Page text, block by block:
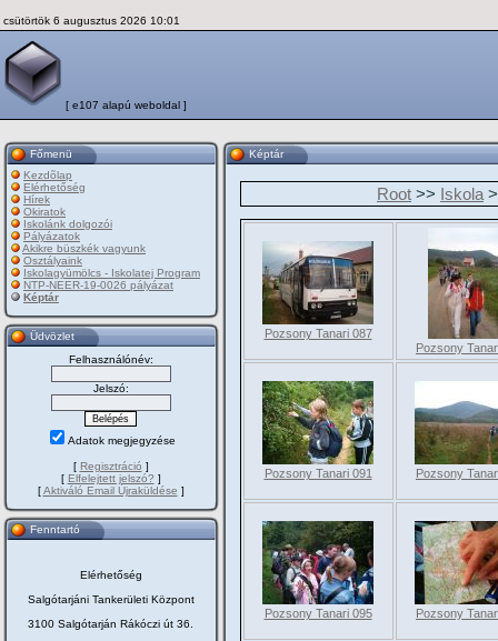
csütörtök 6 augusztus 2026 10:01
[ e107 alapú weboldal ]
Főmenü
Kezdõlap
Elérhetőség
Hírek
Okiratok
Iskolánk dolgozói
Pályázatok
Akikre büszkék vagyunk
Osztályaink
Iskolagyümölcs - Iskolatej Program
NTP-NEER-19-0026 pályázat
Képtár
Üdvözlet
Felhasználónév:
Jelszó:
Adatok megjegyzése
[ Regisztráció ]
[ Elfelejtett jelszó? ]
[Aktiváló Email Újraküldése ]
Fenntartó
Elérhetőség
Salgótarjáni Tankerületi Központ
3100 Salgótarján Rákóczi út 36.
Képtár
Root >> Iskola
Pozsony Tanari 087
Pozsony
Pozsony Tanari 091 Pozsony
Pozsony Tanari 095 Pozsony